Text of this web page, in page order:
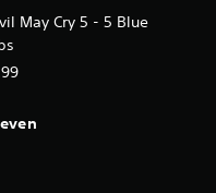
May Cry 5 - 5 Blue